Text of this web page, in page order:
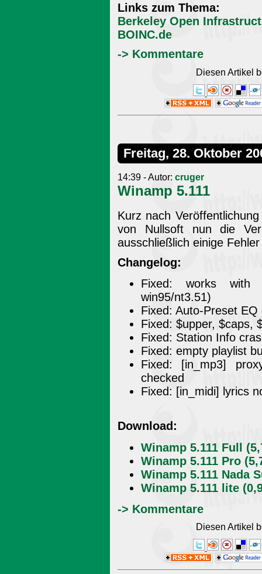
Links zum Thema:
Berkeley Open
BOINC.de
-> Kommentare
Diesen Artikel
Freitag, 28. Oktober
14:39 - Autor: cruger
Winamp 5.111
Kurz nach
von Nullsoft nun die
ausschließlich einige
Changelog:
Fixed: works with
win95/nt3.51)
Fixed: Auto-Preset
Fixed: $upper, $caps,
Fixed: Station Info
Fixed: empty playlist
Fixed: [in_mp3]
checked
Fixed: [in_midi] lyrics
Download:
Winamp 5.111 Full
Winamp 5.111 Pro
Winamp 5.111 Nada
Winamp 5.111 lite
-> Kommentare
Diesen Artikel